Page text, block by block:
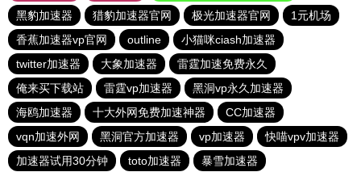
黑豹加速器
猎豹加速器官网 极光加速器官网
1元机场
香蕉加速器vp官网
outline
小猫咪ciash加速器
twitter加速器
大象加速器
雷霆加速免费永久
俺来买下载站
雷霆vp加速器
黑洞vp永久加速器
海鸥加速器
十大外网免费加速神器
CC加速器
vqn加速外网
黑洞官方加速器 vp加速器
快喵vpv加速器
加速器试用30分钟
toto加速器 暴雪加速器